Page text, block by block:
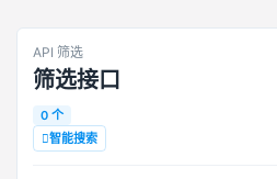
API 筛选
筛选接口
0 个
智能搜索